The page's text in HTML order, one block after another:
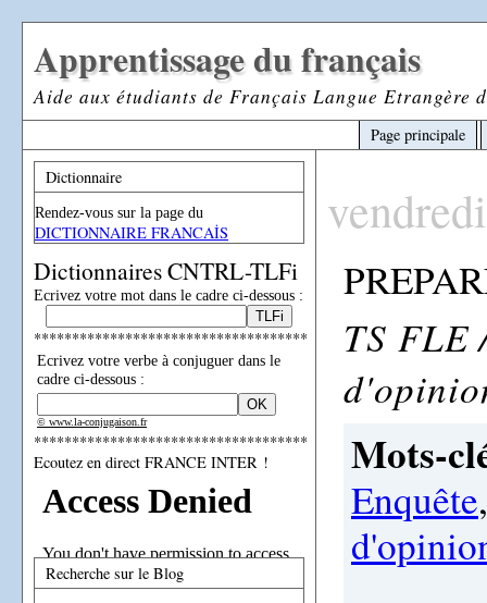
Apprentissage du français
Aide aux étudiants de Français Langue Etrangère
Page principale
Dictionnaire
Rendez-vous sur la page du
DICTIONNAIRE FRANCAİS
Dictionnaires CNTRL-TLFi
Ecrivez votre mot dans le cadre ci-dessous :
************************************
Ecrivez votre verbe à conjuguer dans le
cadre ci-dessous :
© www.la-conjugaison.fr
************************************
Ecoutez en direct FRANCE INTER !
Recherche sur le Blog
vendredi
TS FLE
Mots-
Enquête